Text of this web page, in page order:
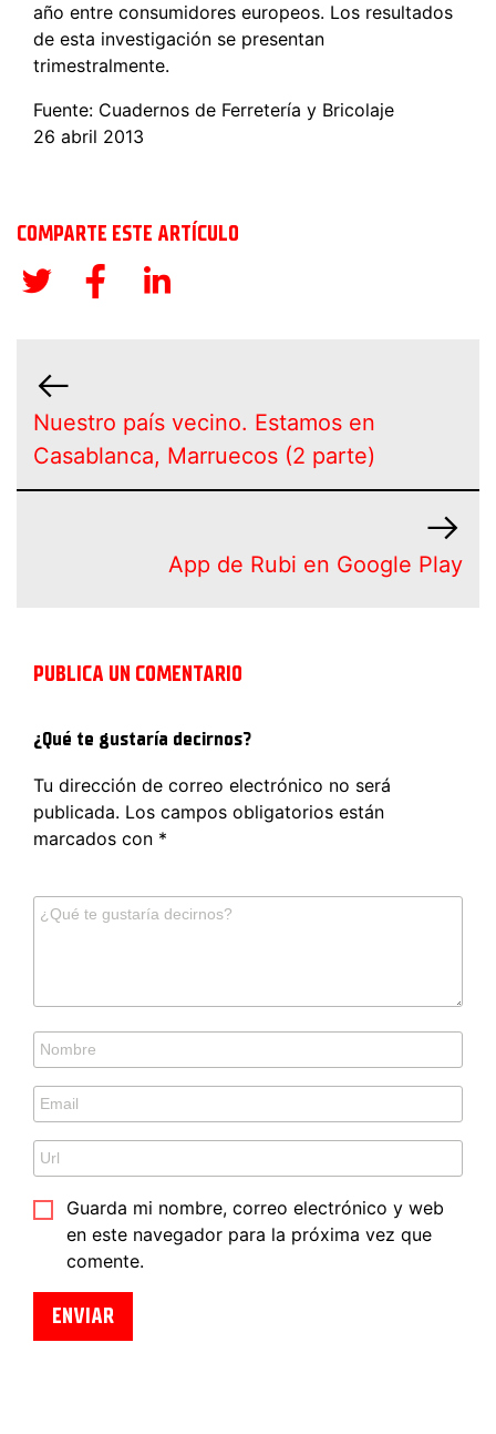
año entre consumidores europeos. Los resultados
de esta investigación se presentan
trimestralmente.
Fuente: Cuadernos de Ferretería y Bricolaje
26 abril 2013
COMPARTE ESTE ARTÍCULO
Nuestro país vecino. Estamos en
Casablanca, Marruecos (2 parte)
App de Rubi en Google Play
PUBLICA UN COMENTARIO
¿Qué te gustaría decirnos?
Tu dirección de correo electrónico no será
publicada. Los campos obligatorios están
marcados con *
Guarda mi nombre, correo electrónico y web
en este navegador para la próxima vez que
comente.